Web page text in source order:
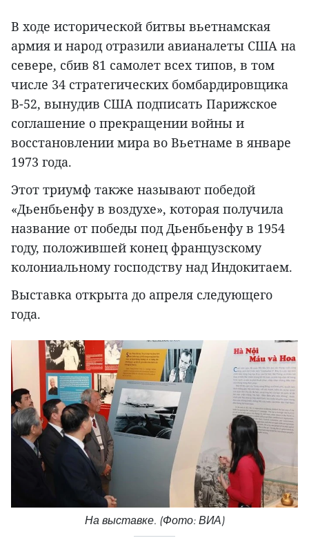
В ходе исторической битвы вьетнамская
армия и народ отразили авианалеты США на
севере, сбив 81 самолет всех типов, в том
числе 34 стратегических бомбардировщика
B-52, вынудив США подписать Парижское
соглашение о прекращении войны и
восстановлении мира во Вьетнаме в январе
1973 года.
Этот триумф также называют победой
«Дьенбьенфу в воздухе», которая получила
название от победы под Дьенбьенфу в 1954
году, положившей конец французскому
колониальному господству над Индокитаем.
Выставка открыта до апреля следующего
года.
На выставке. (Фото: ВИА)